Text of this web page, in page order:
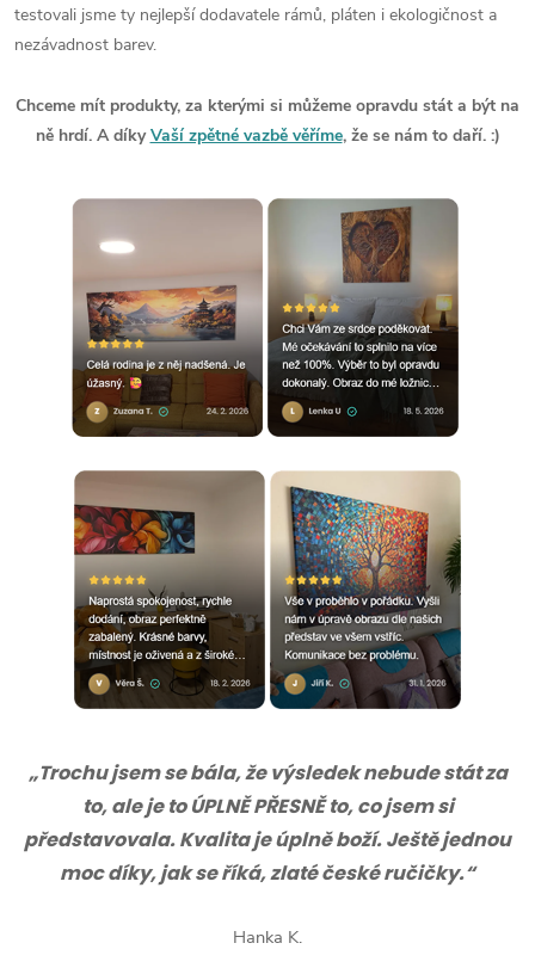
testovali jsme ty nejlepší dodavatele rámů, pláten i ekologičnost a
nezávadnost barev.
Chceme mít produkty, za kterými si můžeme opravdu stát a být na
ně hrdí. A díkyVaší zpětné vazbě věříme, že se nám to daří. :)
„Trochu jsem se bála, že výsledek nebude stát za
to, ale je to ÚPLNĚ PŘESNĚ to, co jsem si
představovala. Kvalita je úplně boží. Ještě jednou
moc díky, jak se říká, zlaté české ručičky.“
Hanka K.